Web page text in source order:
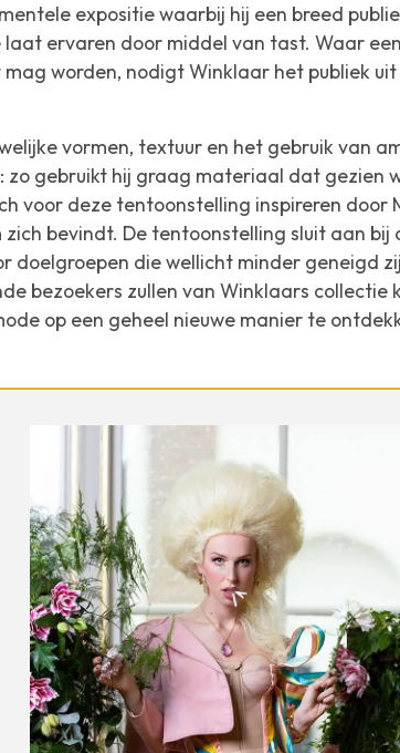
expositie waarbij hij een breed
ervaren door middel van tast. Waar een
worden, nodigt Winklaar het publiek uit
vormen, textuur en het gebruik van
gebruikt hij graag materiaal dat gezien
voor deze tentoonstelling inspireren door
bevindt. De tentoonstelling sluit aan bij
doelgroepen die wellicht minder geneigd
bezoekers zullen van Winklaars collectie
op een geheel nieuwe manier te